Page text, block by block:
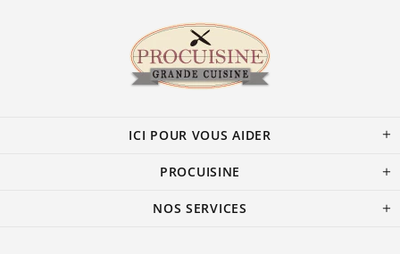
ICI POUR VOUS AIDER
PROCUISINE
NOS SERVICES